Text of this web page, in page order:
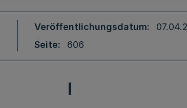
Veröffentlichungsdatum
Seite
606
I